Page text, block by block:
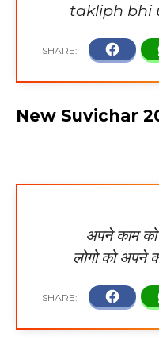
takliph bhi
New Suvichar
अपने काम को
लोगो को अपने